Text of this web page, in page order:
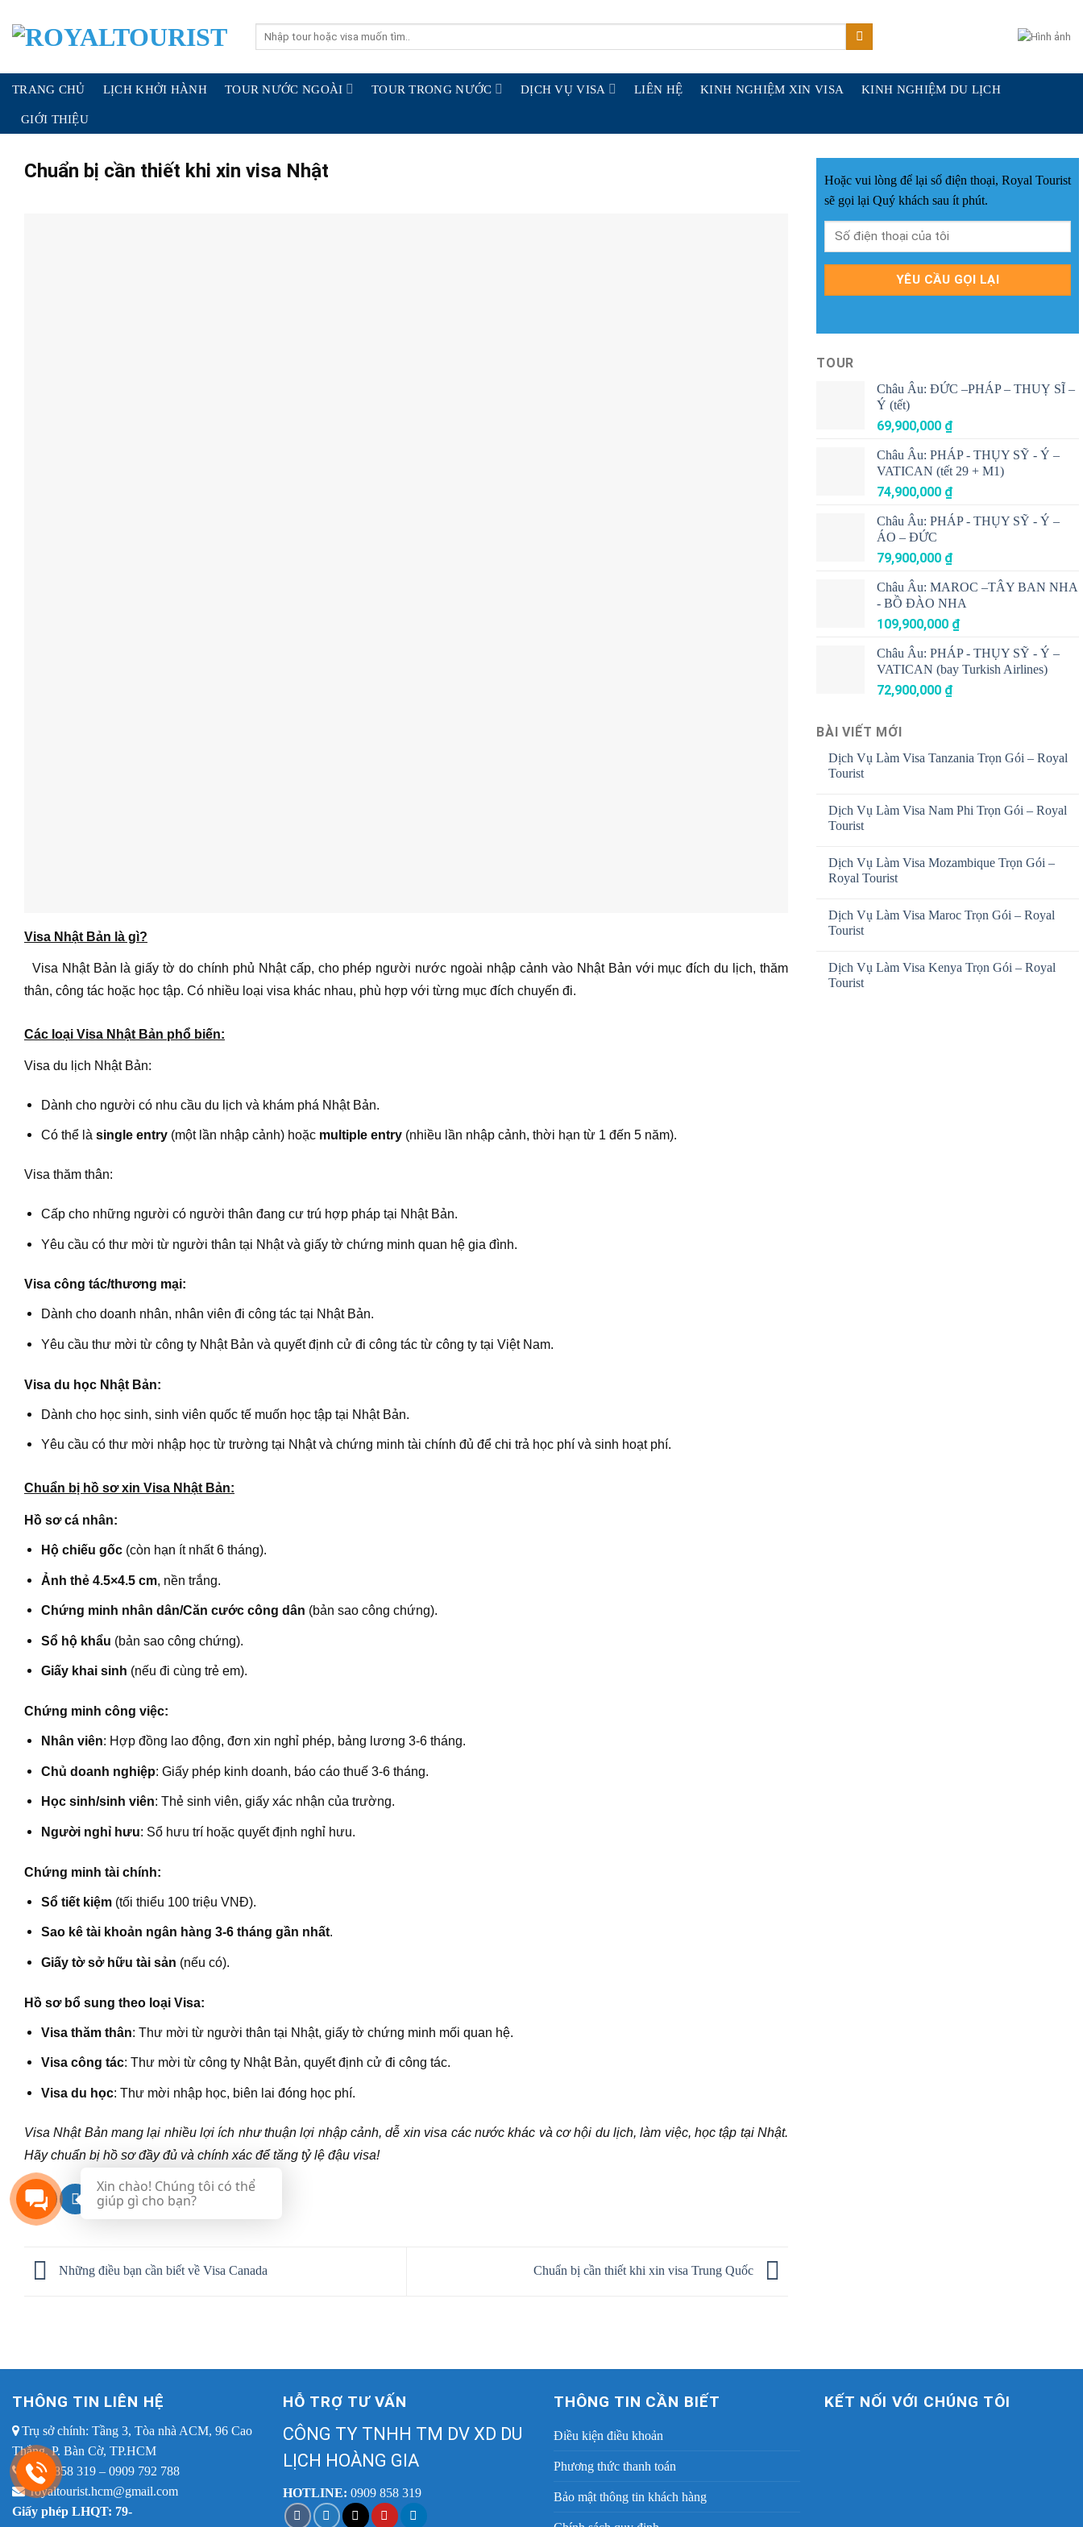
content
Search
TRANG CHỦ LỊCH KHỞI HÀNH TOUR NƯỚC NGOÀI TOUR TRONG NƯỚC DỊCH VỤ VISA LIÊN HỆ KINH NGHIỆM XIN VISA KINH NGHIỆM DU LỊCH
GIỚI THIỆU
Chuẩn bị cần thiết khi xin visa Nhật
Visa Nhật Bản là gì?
Visa Nhật Bản là giấy tờ do chính phủ Nhật cấp, cho phép người nước ngoài nhập cảnh vào Nhật Bản với mục đích du lịch, thăm
thân, công tác hoặc học tập. Có nhiều loại visa khác nhau, phù hợp với từng mục đích chuyến đi.
Các loại Visa Nhật Bản phổ biến:
Visa du lịch Nhật Bản:
Dành cho người có nhu cầu du lịch và khám phá Nhật Bản.
Có thể là single entry(một lần nhập cảnh) hoặc multiple entry(nhiều lần nhập cảnh, thời hạn từ 1 đến 5 năm).
Visa thăm thân:
Cấp cho những người có người thân đang cư trú hợp pháp tại Nhật Bản.
Yêu cầu có thư mời từ người thân tại Nhật và giấy tờ chứng minh quan hệ gia đình.
Visa công tác/thương mại:
Dành cho doanh nhân, nhân viên đi công tác tại Nhật Bản.
Yêu cầu thư mời từ công ty Nhật Bản và quyết định cử đi công tác từ công ty tại Việt Nam.
Visa du học Nhật Bản:
Dành cho học sinh, sinh viên quốc tế muốn học tập tại Nhật Bản.
Yêu cầu có thư mời nhập học từ trường tại Nhật và chứng minh tài chính đủ để chi trả học phí và sinh hoạt phí.
Chuẩn bị hồ sơ xin Visa Nhật Bản:
Hồ sơ cá nhân:
Hộ chiếu gốc(còn hạn ít nhất 6 tháng).
Ảnh thẻ 4.5×4.5 cm, nền trắng.
Chứng minh nhân dân/Căn cước công dân (bản sao công chứng).
Sổ hộ khẩu (bản sao công chứng).
Giấy khai sinh (nếu đi cùng trẻ em).
Chứng minh công việc:
Nhân viên: Hợp đồng lao động, đơn xin nghỉ phép, bảng lương 3-6 tháng.
Chủ doanh nghiệp: Giấy phép kinh doanh, báo cáo thuế 3-6 tháng.
Học sinh/sinh viên: Thẻ sinh viên, giấy xác nhận của trường.
Người nghỉ hưu: Sổ hưu trí hoặc quyết định nghỉ hưu.
Chứng minh tài chính:
Sổ tiết kiệm(tối thiểu 100 triệu VNĐ).
Sao kê tài khoản ngân hàng 3-6 tháng gần nhất.
Giấy tờ sở hữu tài sản (nếu có).
Hồ sơ bổ sung theo loại Visa:
Visa thăm thân: Thư mời từ người thân tại Nhật, giấy tờ chứng minh mối quan hệ.
Visa công tác: Thư mời từ công ty Nhật Bản, quyết định cử đi công tác.
Visa du học: Thư mời nhập học, biên lai đóng học phí.
Visa Nhật Bản mang lại nhiều lợi ích như thuận lợi nhập cảnh, dễ xin visa các nước khác và cơ hội du lịch, làm việc, học tập tại Nhật.
Hãy chuẩn bị hồ sơ đầy đủ và chính xác để tăng tỷ lệ đậu visa!
Những điều bạn cần biết về Visa Canada Chuẩn bị cần thiết khi xin visa Trung Quốc
Hoặc vui lòng để lại số điện thoại, Royal Tourist
sẽ gọi lại Quý khách sau ít phút.
TOUR
Châu Âu: ĐỨC –PHÁP – THUỴ SĨ –
Ý (tết)
69,900,000 ₫
Châu Âu: PHÁP - THỤY SỸ - Ý –
VATICAN (tết 29 + M1)
74,900,000 ₫
Châu Âu: PHÁP - THỤY SỸ - Ý –
ÁO – ĐỨC
79,900,000 ₫
Châu Âu: MAROC –TÂY BAN NHA
- BỒ ĐÀO NHA
109,900,000 ₫
Châu Âu: PHÁP - THỤY SỸ - Ý –
VATICAN (bay Turkish Airlines)
72,900,000 ₫
BÀI VIẾT MỚI
Dịch Vụ Làm Visa Tanzania Trọn Gói – Royal
Tourist
Dịch Vụ Làm Visa Nam Phi Trọn Gói – Royal
Tourist
Dịch Vụ Làm Visa Mozambique Trọn Gói –
Royal Tourist
Dịch Vụ Làm Visa Maroc Trọn Gói – Royal
Tourist
Dịch Vụ Làm Visa Kenya Trọn Gói – Royal
Tourist
THÔNG TIN LIÊN HỆ
Trụ sở chính: Tầng 3, Tòa nhà ACM, 96 Cao
Thắng, P. Bàn Cờ, TP.HCM
0909 858 319 – 0909 792 788
royaltourist.hcm@gmail.com
Giấy phép LHQT: 79-
HỖ TRỢ TƯ VẤN
CÔNG TY TNHH TM DV XD DU
LỊCH HOÀNG GIA
HOTLINE: 0909 858 319
THÔNG TIN CẦN BIẾT
Điều kiện điều khoản
Phương thức thanh toán
Bảo mật thông tin khách hàng
KẾT NỐI VỚI CHÚNG TÔI
Xin chào! Chúng tôi có thể
giúp gì cho bạn?